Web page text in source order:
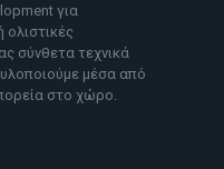
για
ολιστικές
σύνθετα τεχνικά
μέσα από
στο χώρο.